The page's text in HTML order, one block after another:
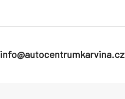
info@autocentrumkarvina.cz